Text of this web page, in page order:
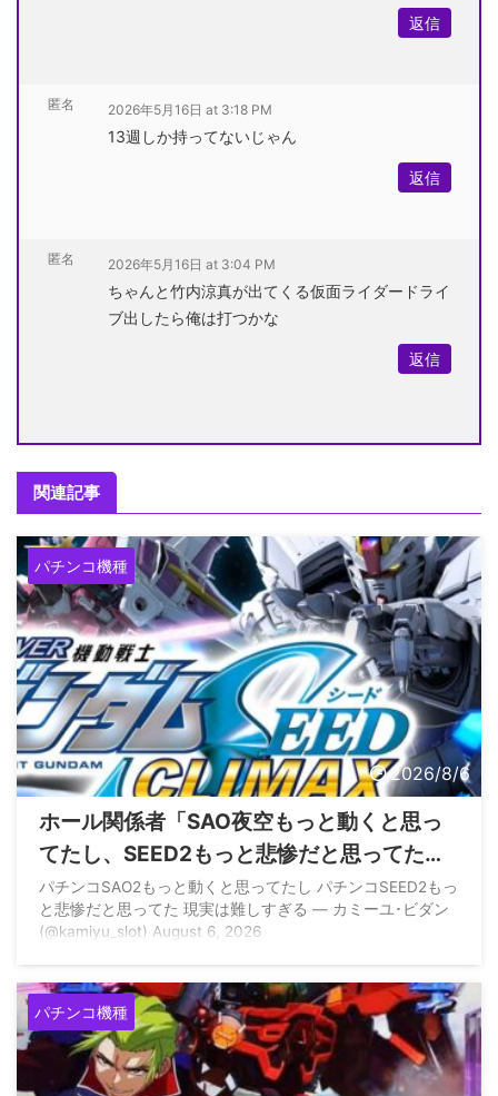
返信
匿名 2026年5月16日 at 3:18 PM
13週しか持ってないじゃん
返信
匿名 2026年5月16日 at 3:04 PM
ちゃんと竹内涼真が出てくる仮面ライダードライ
ブ出したら俺は打つかな
返信
関連記事
パチンコ機種
2026/8/6
ホール関係者「SAO夜空もっと動くと思っ
てたし、SEED2もっと悲惨だと思ってた、
現実は難しすぎる」
パチンコSAO2もっと動くと思ってたし パチンコSEED2もっ
と悲惨だと思ってた 現実は難しすぎる — カミーユ･ビダン
(@kamiyu_slot) August 6, 2026
パチンコ機種